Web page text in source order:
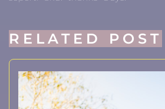
RELATED POST